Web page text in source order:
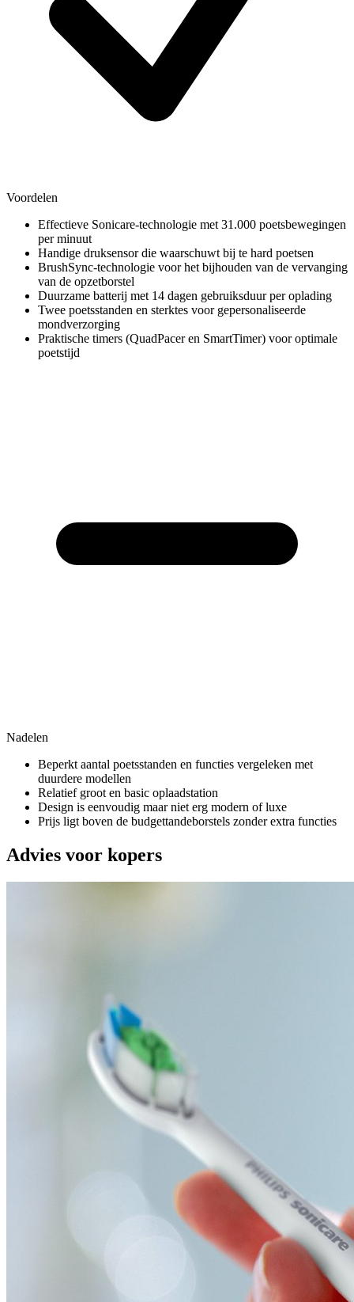
Voordelen
Effectieve Sonicare-technologie met 31.000 poetsbewegingen
per minuut
Handige druksensor die waarschuwt bij te hard poetsen
BrushSync-technologie voor het bijhouden van de vervanging
van de opzetborstel
Duurzame batterij met 14 dagen gebruiksduur per oplading
Twee poetsstanden en sterktes voor gepersonaliseerde
mondverzorging
Praktische timers (QuadPacer en SmartTimer) voor optimale
poetstijd
Nadelen
Beperkt aantal poetsstanden en functies vergeleken met
duurdere modellen
Relatief groot en basic oplaadstation
Design is eenvoudig maar niet erg modern of luxe
Prijs ligt boven de budgettandeborstels zonder extra functies
Advies voor kopers